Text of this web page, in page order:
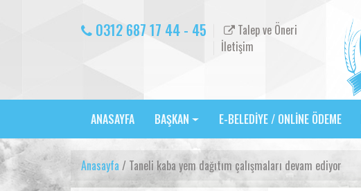
0312 687 17 44 - 45
Talep ve Öneri
İletişim
ANASAYFA BAŞKAN E-BELEDİYE / ONLİNE ÖDEME
Anasayfa / Taneli kaba yem dağıtım çalışmaları devam ediyor